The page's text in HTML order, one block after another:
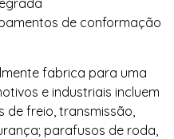
de conformação
fabrica para uma
e industriais incluem
de freio, transmissão,
parafusos de roda,